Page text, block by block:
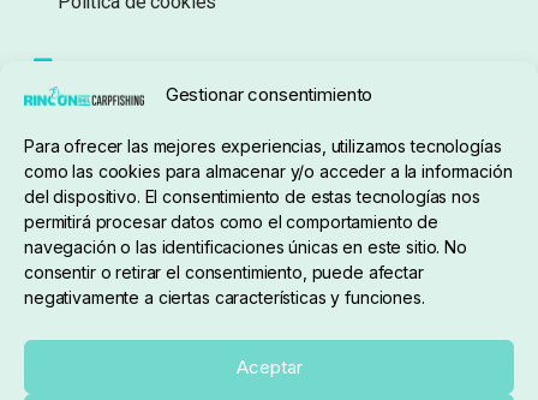
Gestionar consentimiento
Para ofrecer las mejores experiencias, utilizamos tecnologías
como las cookies para almacenar y/o acceder a la información
del dispositivo. El consentimiento de estas tecnologías nos
permitirá procesar datos como el comportamiento de
navegación o las identificaciones únicas en este sitio. No
consentir o retirar el consentimiento, puede afectar
negativamente a ciertas características y funciones.
Aceptar
Sobre nosotros